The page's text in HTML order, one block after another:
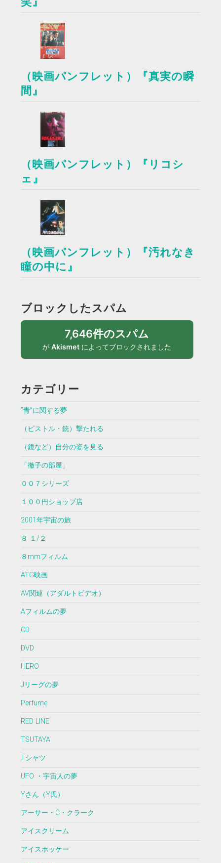
（映画パンフレット）『真実の瞬
間』
（映画パンフレット）『リコシ
ェ』
（映画パンフレット）『汚れなき
瞳の中に』
ブロックしたスパム
7,646件のスパム
がAkismet によってブロックされました
カテゴリー
”青”に関する夢
（ピストル・銃）撃たれる
（鏡など）自分の姿を見る
「徹子の部屋」
００７シリーズ
１００円ショップ店
2001年宇宙の旅
８ １/２
８mmフィルム
ATG映画
AV関連（アダルトビデオ）
Aフィルムの夢
CD
DVD
HERO
Jリーグの夢
Perfume
RED LINE
TSUTAYA
Tシャツ
UFO ・宇宙人の夢
Yさん（Y氏）
アーサー・C・クラーク
アイスクリーム
アイスホッケー